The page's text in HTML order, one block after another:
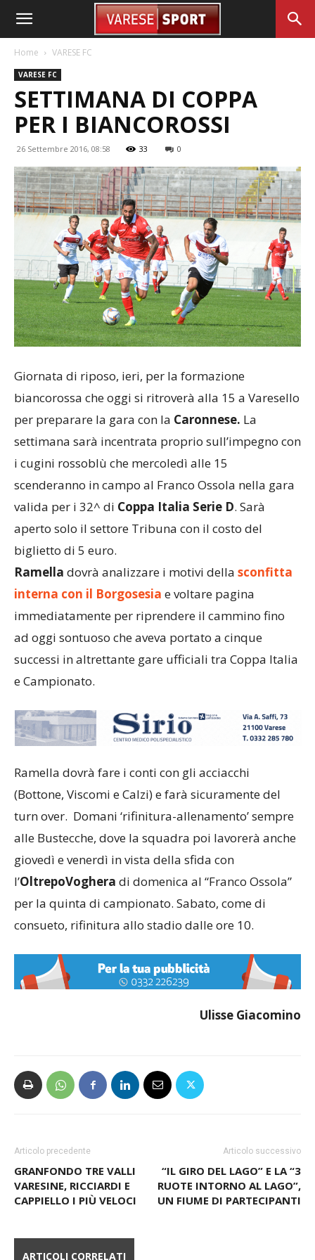
Home VARESE FC
VARESE FC
SETTIMANA DI COPPA
PER I BIANCOROSSI
26 Settembre 2016, 08:58 33 0
Giornata di riposo, ieri, per la formazione
biancorossa che oggi si ritroverà alla 15 a Varesello
per preparare la gara con la Caronnese. La
settimana sarà incentrata proprio sull’impegno con
i cugini rossoblù che mercoledì alle 15
scenderanno in campo al Franco Ossola nella gara
valida per i 32^ di Coppa Italia Serie D. Sarà
aperto solo il settore Tribuna con il costo del
biglietto di 5 euro.
Ramella dovrà analizzare i motivi della sconfitta
interna con il Borgosesia e voltare pagina
immediatamente per riprendere il cammino fino
ad oggi sontuoso che aveva portato a cinque
successi in altrettante gare ufficiali tra Coppa Italia
e Campionato.
Ramella dovrà fare i conti con gli acciacchi
(Bottone, Viscomi e Calzi) e farà sicuramente del
turn over. Domani ‘rifinitura-allenamento’ sempre
alle Bustecche, dove la squadra poi lavorerà anche
giovedì e venerdì in vista della sfida con
l’OltrepoVoghera di domenica al “Franco Ossola”
per la quinta di campionato. Sabato, come di
consueto, rifinitura allo stadio dalle ore 10.
Ulisse Giacomino
Articolo precedente
GRANFONDO TRE VALLI
VARESINE, RICCIARDI E
CAPPIELLO I PIÙ VELOCI
Articolo successivo
“IL GIRO DEL LAGO” E LA “3
RUOTE INTORNO AL LAGO”,
UN FIUME DI PARTECIPANTI
ARTICOLI CORRELATI